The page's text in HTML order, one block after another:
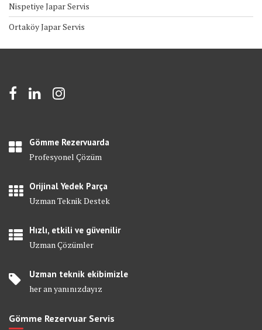
Nispetiye Japar Servis
Ortaköy Japar Servis
Gömme Rezervuarda
Profesyonel Çözüm
Orijinal Yedek Parça
Uzman Teknik Destek
Hızlı, etkili ve güvenilir
Uzman Çözümler
Uzman teknik ekibimizle
her an yanınızdayız
Gömme Rezervuar Servis